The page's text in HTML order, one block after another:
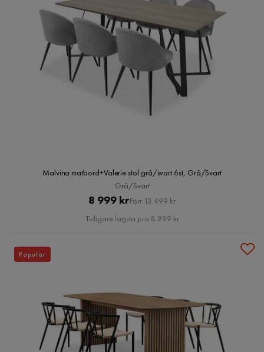
Malvina matbord+Valerie stol grå/svart 6st, Grå/Svart
Grå/Svart
Pris
8 999 krOriginal
Pris
Förr 13 499 kr
Tidigare lägsta pris 8 999 kr
Populär